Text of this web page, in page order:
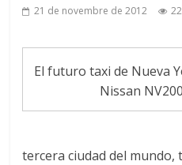
21 de novembre de 2012
El futuro taxi de Nueva
Nissan NV200
tercera ciudad del mundo,